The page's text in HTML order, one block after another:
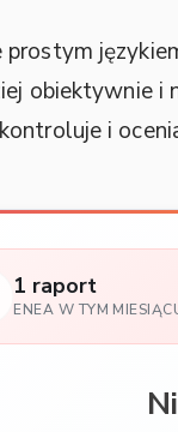
prostym
obiektywnie i
kontroluje i
1 raport
ENEA W TYM